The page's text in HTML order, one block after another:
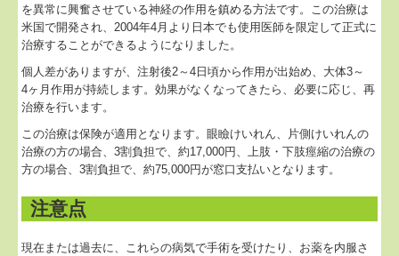
交通案内
個人情報保護方針
を異常に興奮させている神経の作用を鎮める方法です。この治療は
米国で開発され、2004年4月より日本でも使用医師を限定して正式に
治療することができるようになりました。
個人差がありますが、注射後2～4日頃から作用が出始め、大体3～
4ヶ月作用が持続します。効果がなくなってきたら、必要に応じ、再
治療を行います。
この治療は保険が適用となります。眼瞼けいれん、片側けいれんの
治療の方の場合、3割負担で、約17,000円、上肢・下肢痙縮の治療の
方の場合、3割負担で、約75,000円が窓口支払いとなります。
注意点
現在または過去に、これらの病気で手術を受けたり、お薬を内服さ